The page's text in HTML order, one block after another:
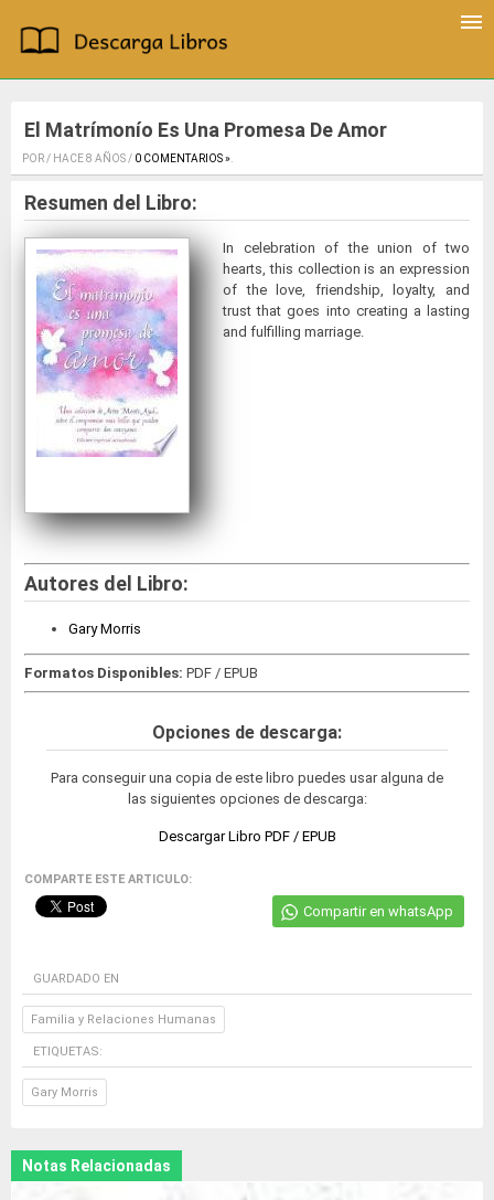
El Matrímonío Es Una Promesa De Amor
POR / HACE 8 AÑOS / 0 COMENTARIOS ».
Resumen del Libro:
In celebration of the union of two
hearts, this collection is an expression
of the love, friendship, loyalty, and
trust that goes into creating a lasting
and fulfilling marriage.
Autores del Libro:
Gary Morris
Formatos Disponibles: PDF / EPUB
Opciones de descarga:
Para conseguir una copia de este libro puedes usar alguna de
las siguientes opciones de descarga:
Descargar Libro PDF / EPUB
COMPARTE ESTE ARTICULO:
Compartir en whatsApp
GUARDADO EN
Familia y Relaciones Humanas
ETIQUETAS:
Gary Morris
Notas Relacionadas